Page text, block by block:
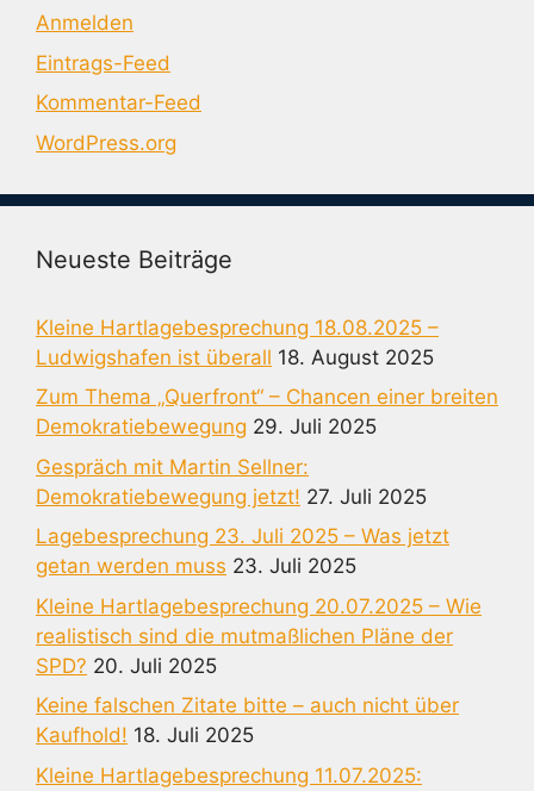
Anmelden
Eintrags-Feed
Kommentar-Feed
WordPress.org
Neueste Beiträge
Kleine Hartlagebesprechung 18.08.2025 –
Ludwigshafen ist überall 18. August 2025
Zum Thema „Querfront“ – Chancen einer breiten
Demokratiebewegung 29. Juli 2025
Gespräch mit Martin Sellner:
Demokratiebewegung jetzt! 27. Juli 2025
Lagebesprechung 23. Juli 2025 – Was jetzt
getan werden muss 23. Juli 2025
Kleine Hartlagebesprechung 20.07.2025 – Wie
realistisch sind die mutmaßlichen Pläne der
SPD? 20. Juli 2025
Keine falschen Zitate bitte – auch nicht über
Kaufhold! 18. Juli 2025
Kleine Hartlagebesprechung 11.07.2025: